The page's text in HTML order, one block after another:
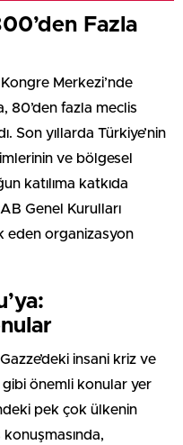
Fazla
Merkezi’nde
80’den fazla meclis
Son yıllarda Türkiye’nin
ve bölgesel
katılıma katkıda
Genel Kurulları
eden organizasyon
insani kriz ve
önemli konular yer
pek çok ülkenin
konuşmasında,